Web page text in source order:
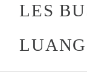
LES